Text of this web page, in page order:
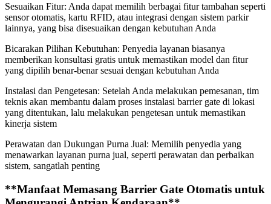
Sesuaikan Fitur: Anda dapat memilih berbagai fitur tambahan seperti
sensor otomatis, kartu RFID, atau integrasi dengan sistem parkir
lainnya, yang bisa disesuaikan dengan kebutuhan Anda
Bicarakan Pilihan Kebutuhan: Penyedia layanan biasanya
memberikan konsultasi gratis untuk memastikan model dan fitur
yang dipilih benar-benar sesuai dengan kebutuhan Anda
Instalasi dan Pengetesan: Setelah Anda melakukan pemesanan, tim
teknis akan membantu dalam proses instalasi barrier gate di lokasi
yang ditentukan, lalu melakukan pengetesan untuk memastikan
kinerja sistem
Perawatan dan Dukungan Purna Jual: Memilih penyedia yang
menawarkan layanan purna jual, seperti perawatan dan perbaikan
sistem, sangatlah penting
**Manfaat Memasang Barrier Gate Otomatis untuk